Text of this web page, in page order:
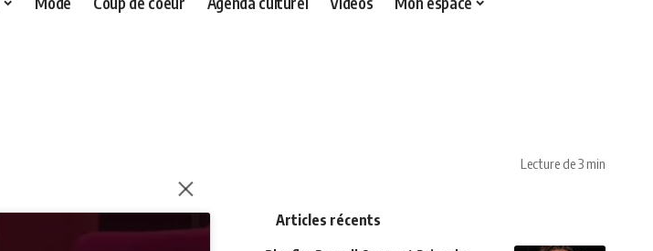
Lecture de 3 min
Articles récents